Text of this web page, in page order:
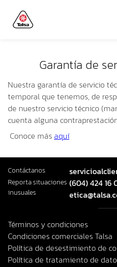
Garantía de
Nuestra garantía de servicio
temporal que tenemos, de
de nuestro servicio técnico
cuenta alguna
Conoce más aquí
Contáctanos
Reporta situaciones
inusuales
(604) 424 16
Términos y condiciones
Condiciones comerciales Talsa
Política de desestimiento de
Política de tratamiento de